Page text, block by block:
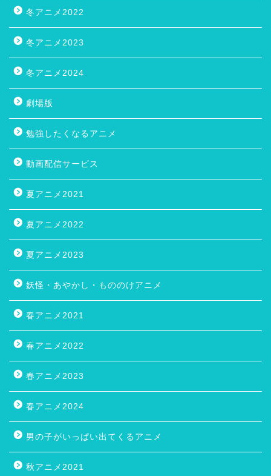
冬アニメ2022
冬アニメ2023
冬アニメ2024
劇場版
勉強したくなるアニメ
動画配信サービス
夏アニメ2021
夏アニメ2022
夏アニメ2023
妖怪・あやかし・もののけアニメ
春アニメ2021
春アニメ2022
春アニメ2023
春アニメ2024
男の子がいっぱい出てくるアニメ
秋アニメ2021